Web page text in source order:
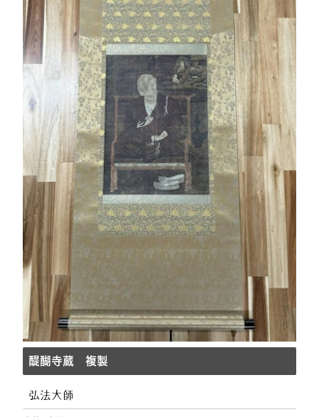
醍醐寺蔵 複製
弘法大師